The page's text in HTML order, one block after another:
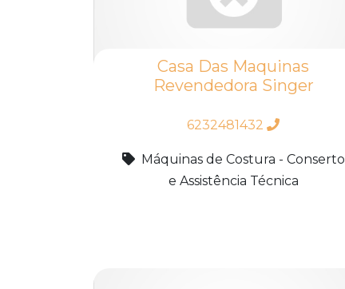
Casa Das Maquinas
Revendedora Singer
6232481432
Máquinas de Costura - Conserto
e Assistência Técnica